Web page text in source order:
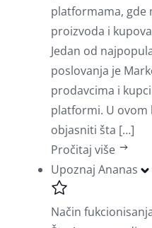
platformama, gde
proizvoda i
Jedan od
poslovanja je
prodavcima i
platformi. U ovom
objasniti šta […]
Pročitaj više
Upoznaj Ananas
Način